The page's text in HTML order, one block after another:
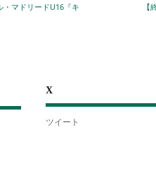
マドリードU16『キ
X
ツイート